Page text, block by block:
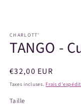
une
fenêtre
modale
CHARLOTT'
TANGO -
Prix
habituel
€32,00 EUR
Taxes incluses. Frais
Taille